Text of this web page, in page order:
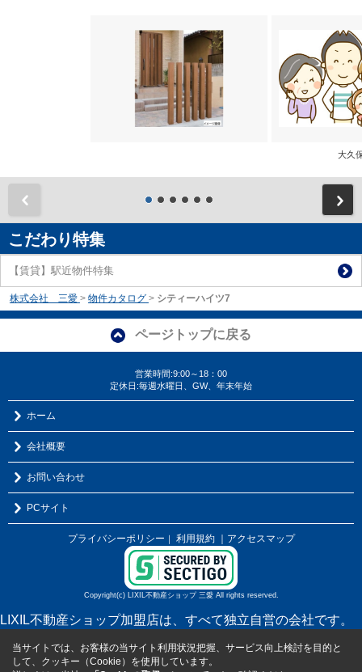
大
こだわり特集
【賃貸】駅近物件特集
株式会社 三愛 > 物件カタログ > シティーハイツ7
ページトップに戻る
営業時間:9:00～18：00
定休日:毎週水曜日、GW、年末年始
ホーム
会社概要
お問い合わせ
PCサイト
プライバシーポリシー ｜ 利用規約 ｜アクセスマップ
Copyright(c) LIXIL不動産ショップ 三愛 All rights reserved.
LIXIL不動産ショップ加盟店は、すべて独立自営の会社です。
当サイトでは、お客様の当サイト利用状況把握、サービス向上検討を目的と
して、クッキー（Cookie）を使用しています。